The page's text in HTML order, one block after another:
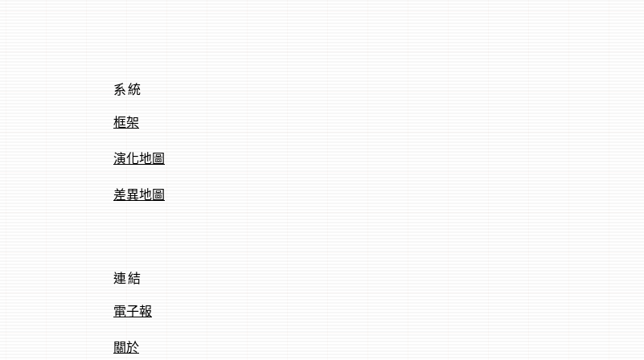
系統
框架
演化地圖
差異地圖
連結
電子報
關於